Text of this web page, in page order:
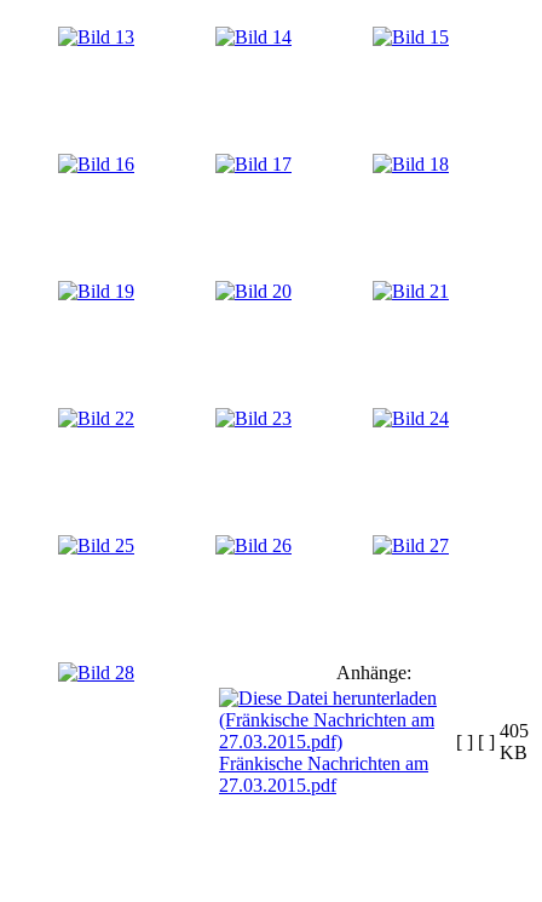
Anhänge:
Fränkische Nachrichten am
27.03.2015.pdf
[ ] [ ]
405
KB